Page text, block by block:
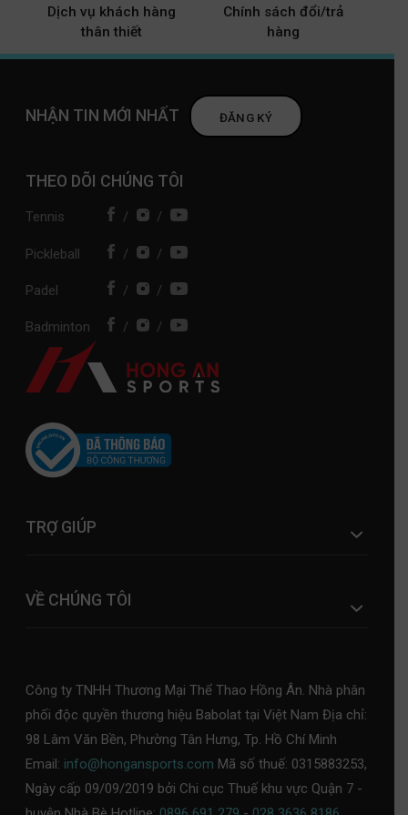
Dịch vụ khách hàng
thân thiết
Chính sách đổi/trả
hàng
NHẬN TIN MỚI NHẤT ĐĂNG KÝ
THEO DÕI CHÚNG TÔI
Tennis / /
Pickleball / /
Padel / /
Badminton / /
TRỢ GIÚP
VỀ CHÚNG TÔI
Công ty TNHH Thương Mại Thể Thao Hồng Ân. Nhà phân
phối độc quyền thương hiệu Babolat tại Việt Nam Địa chỉ:
98 Lâm Văn Bền, Phường Tân Hưng, Tp. Hồ Chí Minh
Email: info@hongansports.com Mã số thuế: 0315883253,
Ngày cấp 09/09/2019 bởi Chi cục Thuế khu vực Quận 7 -